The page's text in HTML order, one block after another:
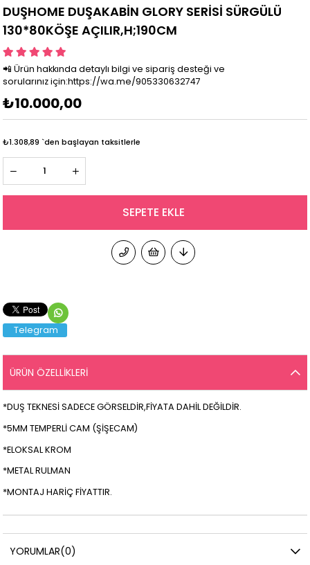
DUŞHOME DUŞAKABİN GLORY SERİSİ SÜRGÜLÜ
130*80KÖŞE AÇILIR,H;190CM
📲 Ürün hakkında detaylı bilgi ve sipariş desteği ve
sorularınız için:https://wa.me/905330632747
₺10.000,00
₺1.308,89 `den başlayan taksitlerle
Telegram
ÜRÜN ÖZELLIKLERI
*DUŞ TEKNESİ SADECE GÖRSELDİR,FİYATA DAHİL DEĞİLDİR.
*5MM TEMPERLİ CAM (ŞİŞECAM)
*ELOKSAL KROM
*METAL RULMAN
*MONTAJ HARİÇ FİYATTIR.
YORUMLAR(0)